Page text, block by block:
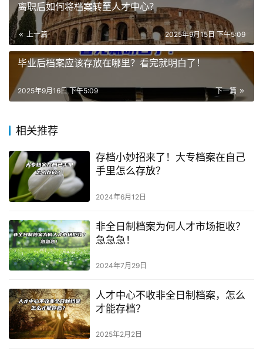
离职后如何将档案转至人才中心？
上一篇 2025年9月15日 下午5:09
毕业后档案应该存放在哪里？看完就明白了！
下一篇
2025年9月16日 下午5:09
相关推荐
存档小妙招来了！大专档案在自己
手里怎么存放？
2024年6月12日
非全日制档案为何人才市场拒收？
急急急！
2024年7月29日
人才中心不收非全日制档案，怎么
才能存档？
2025年2月2日